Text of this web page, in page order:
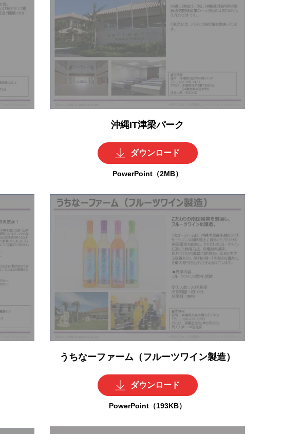
沖縄IT津梁パーク
ダウンロード
PowerPoint（2MB）
うちなーファーム（フルーツワイン製造）
ダウンロード
PowerPoint（193KB）